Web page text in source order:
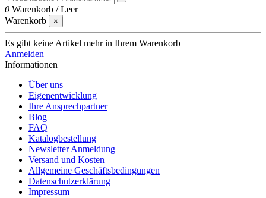
0 Warenkorb /Leer
Warenkorb
×
Es gibt keine Artikel mehr in Ihrem Warenkorb
Anmelden
Informationen
Über uns
Eigenentwicklung
Ihre Ansprechpartner
Blog
FAQ
Katalogbestellung
Newsletter Anmeldung
Versand und Kosten
Allgemeine Geschäftsbedingungen
Datenschutzerklärung
Impressum